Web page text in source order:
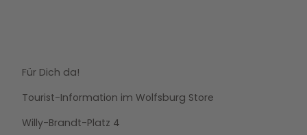
Für Dich da!
Tourist-Information im Wolfsburg Store
Willy-Brandt-Platz 4